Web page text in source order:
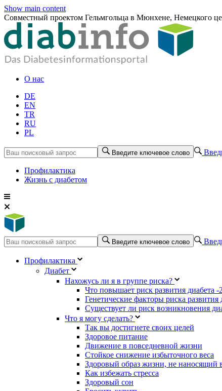
Show main content
Совместный проектом Гельмгольца в Мюнхене, Немецкого
О нас
DE
EN
TR
RU
PL
Введите ключевое слово
Профилактика
Жизнь с диабетом
Введите ключевое слово
Профилактика
Диабет
Нахожусь ли я в группе риска?
Что повышает риск развития диабета -
Генетические факторы риска развития
Существует ли риск возникновения
Что я могу сделать?
Так вы достигнете своих целей
Здоровое питание
Движение в повседневной жизни
Стойкое снижение избыточного веса
Здоровый образ жизни, не наносящий
Как избежать стресса
Здоровый сон